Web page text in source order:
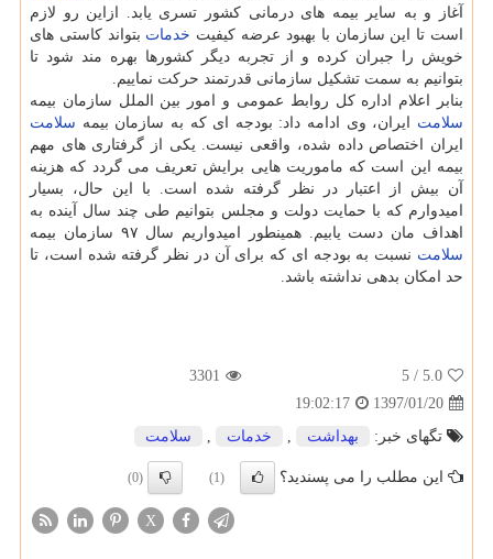
آغاز و به سایر بیمه های درمانی كشور تسری یابد. ازاین رو لازم
است تا این سازمان با بهبود عرضه كیفیت خدمات بتواند كاستی های
خویش را جبران كرده و از تجربه دیگر كشورها بهره مند شود تا
بتوانیم به سمت تشكیل سازمانی قدرتمند حركت نماییم.
بنابر اعلام اداره كل روابط عمومی و امور بین الملل سازمان بیمه
سلامت ایران، وی ادامه داد: بودجه ای كه به سازمان بیمه سلامت
ایران اختصاص داده شده، واقعی نیست. یكی از گرفتاری های مهم
بیمه این است كه ماموریت هایی برایش تعریف می گردد كه هزینه
آن بیش از اعتبار در نظر گرفته شده است. با این حال، بسیار
امیدوارم كه با حمایت دولت و مجلس بتوانیم طی چند سال آینده به
اهداف مان دست یابیم. همینطور امیدواریم سال ۹۷ سازمان بیمه
سلامت نسبت به بودجه ای كه برای آن در نظر گرفته شده است، تا
حد امكان بدهی نداشته باشد.
5.0
/ 5
3301
1397/01/20
19:02:17
تگهای خبر:
بهداشت , خدمات , سلامت
این مطلب را می پسندید؟ (1)
(0)
X